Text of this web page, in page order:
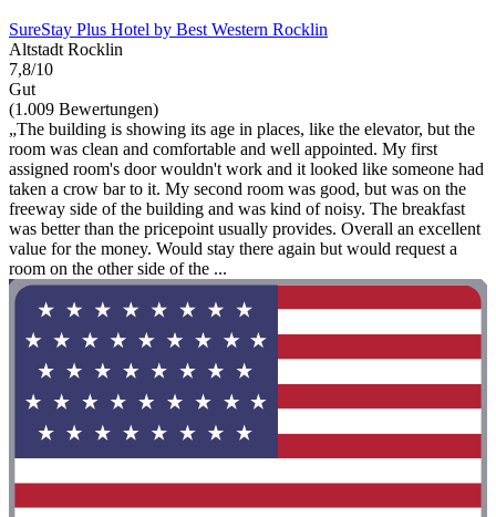
SureStay Plus Hotel by Best Western Rocklin
Altstadt Rocklin
7,8/10
Gut
(1.009 Bewertungen)
„The building is showing its age in places, like the elevator, but the
room was clean and comfortable and well appointed. My first
assigned room's door wouldn't work and it looked like someone had
taken a crow bar to it. My second room was good, but was on the
freeway side of the building and was kind of noisy. The breakfast
was better than the pricepoint usually provides. Overall an excellent
value for the money. Would stay there again but would request a
room on the other side of the ...